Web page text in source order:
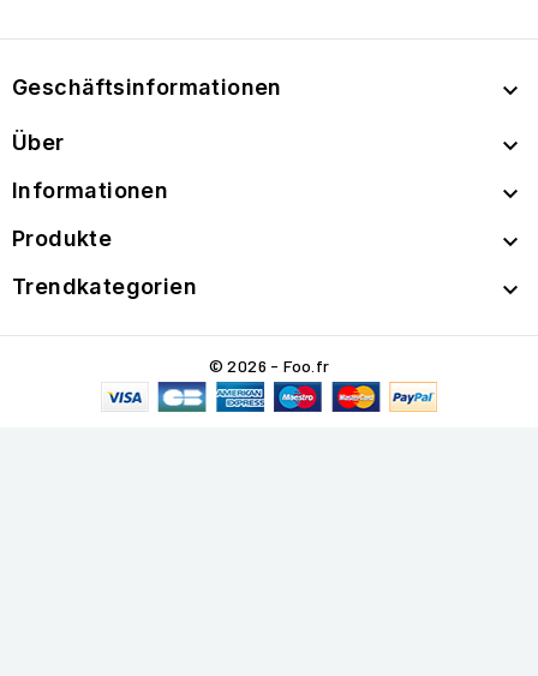
Geschäftsinformationen 
Über 
Informationen 
Produkte 
Trendkategorien 
© 2026 - Foo.fr